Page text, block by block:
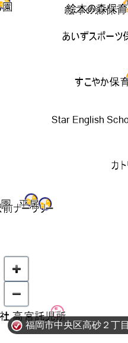
福岡市中央区高砂２丁目